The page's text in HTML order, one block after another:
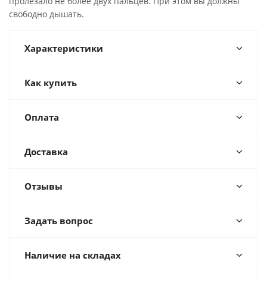
свободно дышать.
Характеристики
Как купить
Оплата
Доставка
Отзывы
Задать вопрос
Наличие на складах